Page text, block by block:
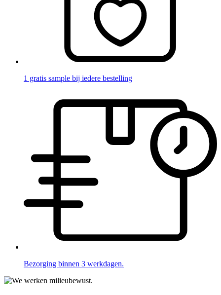
1 gratis sample bij iedere bestelling
Bezorging binnen 3 werkdagen.